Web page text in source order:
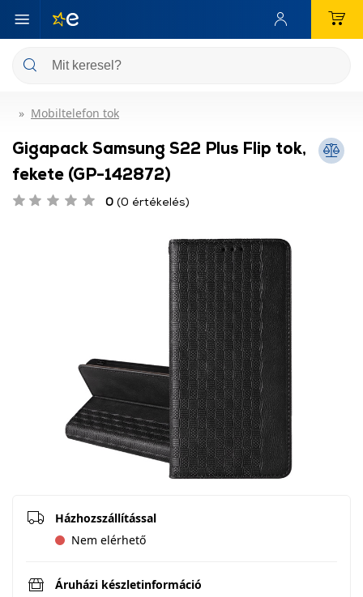
Mobiltelefon tok
Gigapack Samsung S22 Plus Flip tok,
fekete (GP-142872)
0 (0 értékelés)
Házhozszállítással
Nem elérhető
Áruházi készletinformáció